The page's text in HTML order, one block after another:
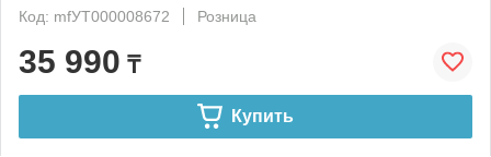
Код: mfУТ000008672
Розница
35 990 ₸
Купить